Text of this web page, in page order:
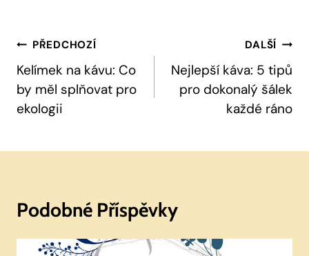
Navigace
Pro
Příspěvek
PŘEDCHOZÍ
Kelímek na kávu: Co
by měl splňovat pro
ekologii
DALŠÍ
Nejlepší káva: 5 tipů
pro dokonalý šálek
každé ráno
Podobné Příspěvky